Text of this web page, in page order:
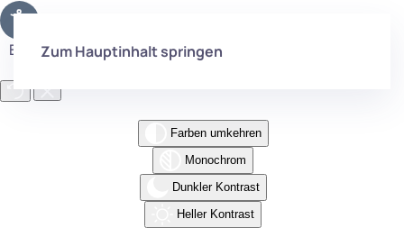
Eingabehilfen öffnen
Farben umkehren
Monochrom
Dunkler Kontrast
Heller Kontrast
Zum Hauptinhalt springen